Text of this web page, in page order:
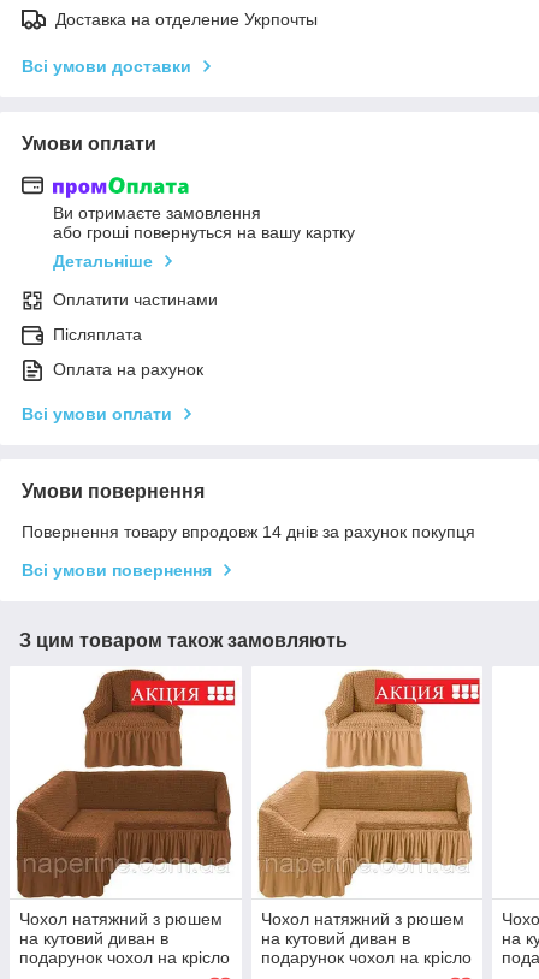
Доставка на отделение Укрпочты
Всі умови доставки
Умови оплати
Ви отримаєте замовлення
або гроші повернуться на вашу картку
Детальніше
Оплатити частинами
Післяплата
Оплата на рахунок
Всі умови оплати
Умови повернення
Повернення товару впродовж 14 днів за рахунок покупця
Всі умови повернення
З цим товаром також замовляють
Чохол натяжний з рюшем
на кутовий диван в
подарунок чохол на крісло
Чохол натяжний з рюшем
на кутовий диван в
подарунок чохол на крісло
на